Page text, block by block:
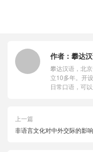
作者： 攀达
攀达汉语，北
立10多年。开
日常口语，可
上一篇
非语言文化对中外交际的影响